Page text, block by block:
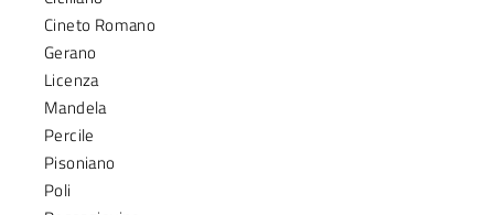
Cineto Romano
Gerano
Licenza
Mandela
Percile
Pisoniano
Poli